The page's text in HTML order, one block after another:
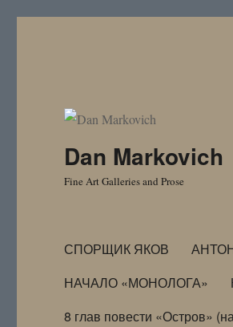
Dan Markovich
Fine Art Galleries and Prose
СПОРЩИК ЯКОВ
НАЧАЛО «МОНОЛОГА»
8 глав повести «Остров»